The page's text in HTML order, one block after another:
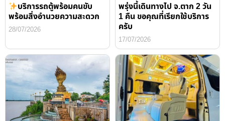
บริการรถตู้พร้อมคนขับ
พร้อมสิ่งอำนวยความสะดวก
28/07/2026
พรุ่งนี้เดินทางไป จ.ตาก 2 วัน
1 คืน ขอคุณที่เรียกใช้บริการ
ครับ
17/07/2026